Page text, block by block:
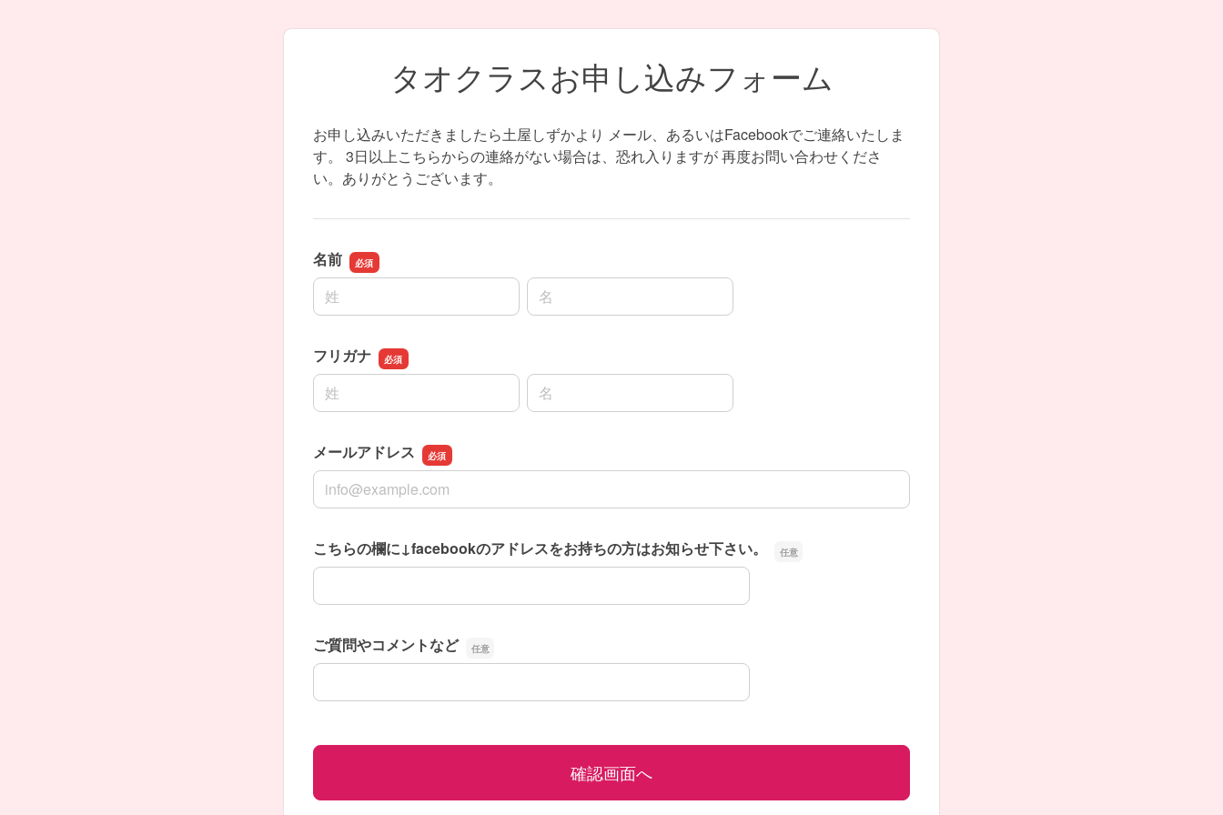
タオクラスお申し込みフォーム
お申し込みいただきましたら土屋しずかより メール、あるいはFacebookでご連絡いたしま
す。 3日以上こちらからの連絡がない場合は、恐れ入りますが 再度お問い合わせくださ
い。ありがとうございます。
名前
名前の姓
名前の名
フリガナ
名前の姓
名前の名
メールアドレス
メールアドレス
こちらの欄に↓facebookのアドレスをお持ちの方はお知らせ下さい。
こちらの欄に↓facebookのアドレスをお持ちの方はお知らせ下さい。
ご質問やコメントなど
ご質問やコメントなど